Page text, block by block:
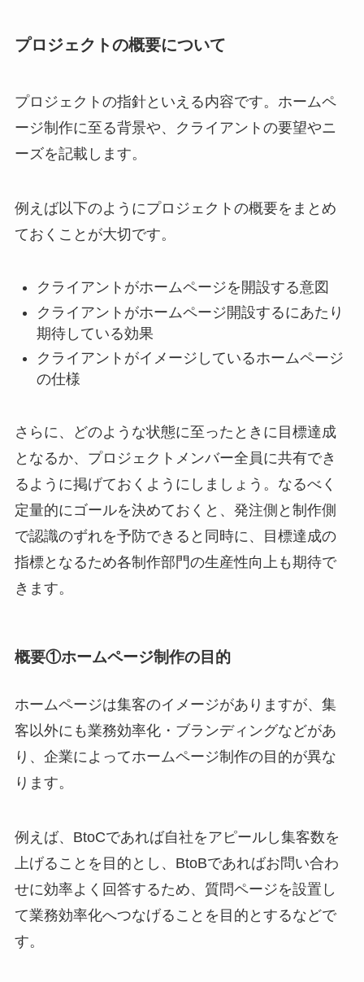
プロジェクトの概要について
プロジェクトの指針といえる内容です。ホームペ
ージ制作に至る背景や、クライアントの要望やニ
ーズを記載します。
例えば以下のようにプロジェクトの概要をまとめ
ておくことが大切です。
クライアントがホームページを開設する意図
クライアントがホームページ開設するにあたり
期待している効果
クライアントがイメージしているホームページ
の仕様
さらに、どのような状態に至ったときに目標達成
となるか、プロジェクトメンバー全員に共有でき
るように掲げておくようにしましょう。なるべく
定量的にゴールを決めておくと、発注側と制作側
で認識のずれを予防できると同時に、目標達成の
指標となるため各制作部門の生産性向上も期待で
きます。
概要①ホームページ制作の目的
ホームページは集客のイメージがありますが、集
客以外にも業務効率化・ブランディングなどがあ
り、企業によってホームページ制作の目的が異な
ります。
例えば、BtoCであれば自社をアピールし集客数を
上げることを目的とし、BtoBであればお問い合わ
せに効率よく回答するため、質問ページを設置し
て業務効率化へつなげることを目的とするなどで
す。